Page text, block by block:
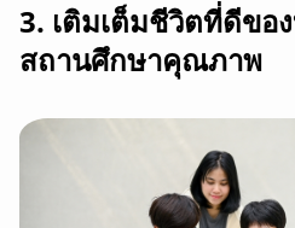
3. เติมเต็มชีวิตที่ดีขอ
สถานศึกษาคุณภาพ